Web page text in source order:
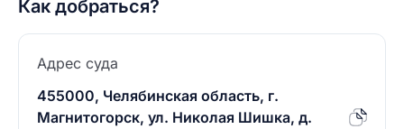
Как добраться?
Адрес суда
455000, Челябинская область, г.
Магнитогорск, ул. Николая Шишка, д.